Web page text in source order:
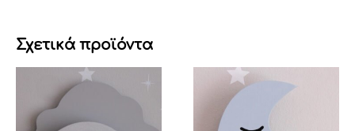
Σχετικά προϊόντα